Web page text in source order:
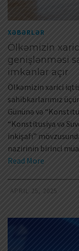
XƏBƏRLƏR
Ölkəmizin
genişlənməsi
imkanlar açır
Ölkəmizin xarici
sahibkarlarımız
Gününə və
“Konstitusiya və
inkişafı”
nazirinin birinci
Read More
APRIL 25, 2025